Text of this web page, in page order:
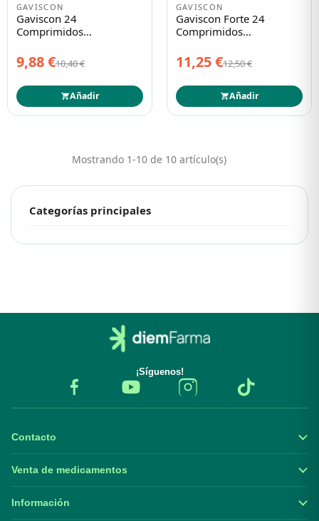
Categorías principales
GAVISCON
Gaviscon 24
Comprimidos
9,88 €10,40 €
Añadir
GAVISCON
Gaviscon Forte 24
Comprimidos
11,25 €12,50 €
Añadir
Mostrando 1-10 de 10 artículo(s)
¡Síguenos!
Contacto
Venta de medicamentos
Información